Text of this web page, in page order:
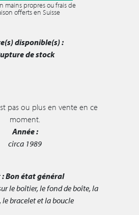
mains propres ou frais de
offerts en Suisse
disponible(s) :
de stock
pas ou plus en vente en ce
moment.
Année :
circa 1989
:Bon état général
le boîtier, le fond de boîte, la
bracelet et la boucle